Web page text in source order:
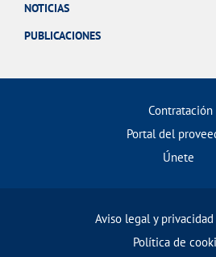
NOTICIAS
PUBLICACIONES
Contratación
Portal del
Únete
Aviso legal y
Política de